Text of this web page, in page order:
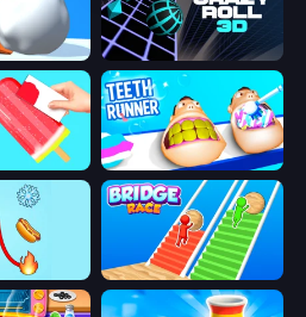
Crazy Roll 3D
Teeth Runner
Bridge Race